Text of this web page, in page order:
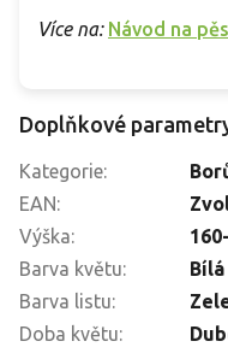
Více na: Návod na
Doplňkové
Kategorie:
EAN:
Výška:
Barva květu:
Bílá
Barva listu:
Doba květu: